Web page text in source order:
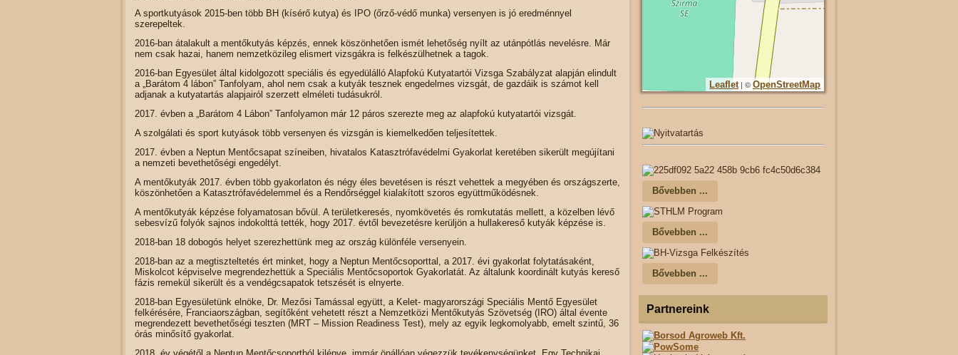
A sportkutyások 2015-ben több BH (kísérő kutya) és IPO (őrző-védő munka) versenyen is jó eredménnyel
szerepeltek.
2016-ban átalakult a mentőkutyás képzés, ennek köszönhetően ismét lehetőség nyílt az utánpótlás nevelésre. Már
nem csak hazai, hanem nemzetközileg elismert vizsgákra is felkészülhetnek a tagok.
2016-ban Egyesület által kidolgozott speciális és egyedülálló Alapfokú Kutyatartói Vizsga Szabályzat alapján elindult
a „Barátom 4 lábon” Tanfolyam, ahol nem csak a kutyák tesznek engedelmes vizsgát, de gazdáik is számot kell
adjanak a kutyatartás alapjairól szerzett elméleti tudásukról.
2017. évben a „Barátom 4 Lábon” Tanfolyamon már 12 páros szerezte meg az alapfokú kutyatartói vizsgát.
A szolgálati és sport kutyások több versenyen és vizsgán is kiemelkedően teljesítettek.
2017. évben a Neptun Mentőcsapat színeiben, hivatalos Katasztrófavédelmi Gyakorlat keretében sikerült megújítani
a nemzeti bevethetőségi engedélyt.
A mentőkutyák 2017. évben több gyakorlaton és négy éles bevetésen is részt vehettek a megyében és országszerte,
köszönhetően a Katasztrófavédelemmel és a Rendőrséggel kialakított szoros együttműködésnek.
A mentőkutyák képzése folyamatosan bővül. A területkeresés, nyomkövetés és romkutatás mellett, a közelben lévő
sebesvízű folyók sajnos indokolttá tették, hogy 2017. évtől bevezetésre kerüljön a hullakereső kutyák képzése is.
2018-ban 18 dobogós helyet szerezhettünk meg az ország különféle versenyein.
2018-ban az a megtiszteltetés ért minket, hogy a Neptun Mentőcsoporttal, a 2017. évi gyakorlat folytatásaként,
Miskolcot képviselve megrendezhettük a Speciális Mentőcsoportok Gyakorlatát. Az általunk koordinált kutyás kereső
fázis remekül sikerült és a vendégcsapatok tetszését is elnyerte.
2018-ban Egyesületünk elnöke, Dr. Mezősi Tamással együtt, a Kelet- magyarországi Speciális Mentő Egyesület
felkérésére, Franciaországban, segítőként vehetett részt a Nemzetközi Mentőkutyás Szövetség (IRO) által évente
megrendezett bevethetőségi teszten (MRT – Mission Readiness Test), mely az egyik legkomolyabb, emelt szintű, 36
órás minősítő gyakorlat.
Leaflet | © OpenStreetMap
Bővebben ...
Bővebben ...
Bővebben ...
Partnereink